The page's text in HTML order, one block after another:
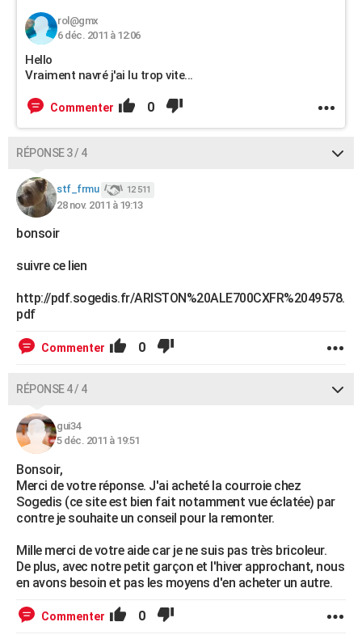
rol@gmx
6 déc. 2011 à 12:06
Hello
Vraiment navré j'ai lu trop vite...
Commenter 0
RÉPONSE 3 / 4
stf_frmu 12 511
28 nov. 2011 à 19:13
bonsoir
suivre ce lien
http://pdf.sogedis.fr/ARISTON%20ALE700CXFR%2049578.
pdf
Commenter 0
RÉPONSE 4 / 4
gui34
5 déc. 2011 à 19:51
Bonsoir,
Merci de votre réponse. J'ai acheté la courroie chez
Sogedis (ce site est bien fait notamment vue éclatée) par
contre je souhaite un conseil pour la remonter.
Mille merci de votre aide car je ne suis pas très bricoleur.
De plus, avec notre petit garçon et l'hiver approchant, nous
en avons besoin et pas les moyens d'en acheter un autre.
Commenter 0